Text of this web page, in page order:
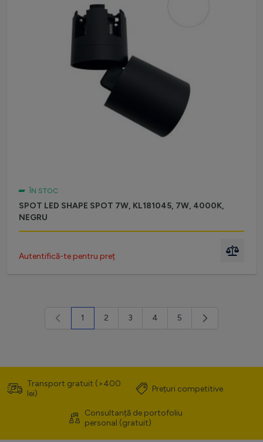
ÎN STOC
SPOT LED SHAPE SPOT 7W, KL181045, 7W, 4000K,
NEGRU
Autentifică-te pentru preț
în acest moment citești pagina
1 Pagină
2 Pagină
3 Pagină
4 Pagină
5
Transport gratuit (>400
lei)
Prețuri competitive
Consultanță de portofoliu
personal (gratuit)